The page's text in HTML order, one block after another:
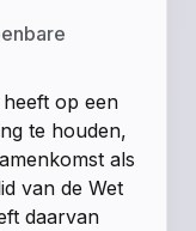
op een
te houden,
als
van de Wet
daarvan